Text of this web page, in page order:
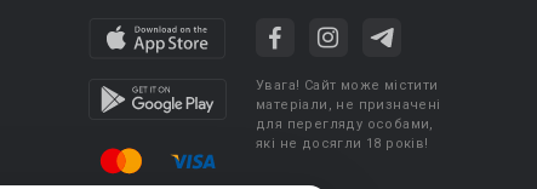
Увага! Сайт може містити
матеріали, не призначені
для перегляду особами,
які не досягли 18 років!